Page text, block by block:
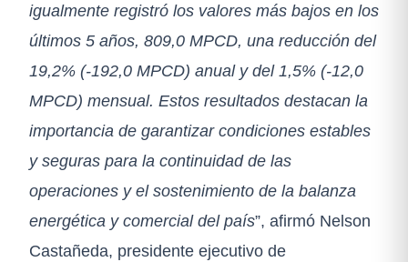
igualmente registró los valores más bajos en los
últimos 5 años, 809,0 MPCD, una reducción del
19,2% (-192,0 MPCD) anual y del 1,5% (-12,0
MPCD) mensual. Estos resultados destacan la
importancia de garantizar condiciones estables
y seguras para la continuidad de las
operaciones y el sostenimiento de la balanza
energética y comercial del país”, afirmó Nelson
Castañeda, presidente ejecutivo de